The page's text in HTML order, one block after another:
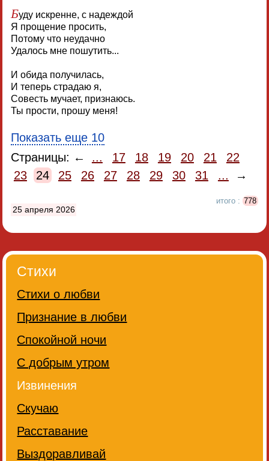
Буду искренне, с надеждой
Я прощение просить,
Потому что неудачно
Удалось мне пошутить...
И обида получилась,
И теперь страдаю я,
Совесть мучает, признаюсь.
Ты прости, прошу меня!
Показать еще 10
Страницы: ←
... 17 18 19 20 21
22
23
24 25 26 27 28 29 30 31 ... →
итого : 778
25 апреля 2026
Стихи
Стихи о любви
Признание в любви
Спокойной ночи
С добрым утром
Извинения
Скучаю
Расставание
Выздоравливай